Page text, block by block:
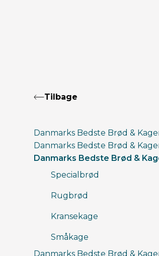
Tilbage
Danmarks Bedste Brød &
Danmarks Bedste Brød &
Danmarks Bedste Brød &
Specialbrød
Rugbrød
Kransekage
Småkage
Danmarks Bedste Brød &